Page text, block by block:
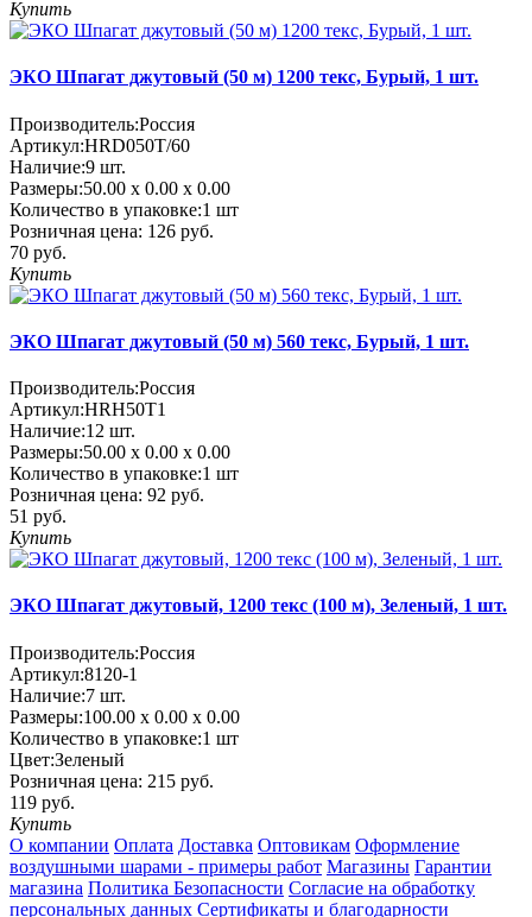
Купить
ЭКО Шпагат джутовый (50 м) 1200 текс, Бурый, 1 шт.
Производитель:Россия
Артикул:HRD050T/60
Наличие:9 шт.
Размеры:50.00 х 0.00 х 0.00
Количество в упаковке:1 шт
Розничная цена: 126 руб.
70 руб.
Купить
ЭКО Шпагат джутовый (50 м) 560 текс, Бурый, 1 шт.
Производитель:Россия
Артикул:HRH50T1
Наличие:12 шт.
Размеры:50.00 х 0.00 х 0.00
Количество в упаковке:1 шт
Розничная цена: 92 руб.
51 руб.
Купить
ЭКО Шпагат джутовый, 1200 текс (100 м), Зеленый, 1 шт.
Производитель:Россия
Артикул:8120-1
Наличие:7 шт.
Размеры:100.00 х 0.00 х 0.00
Количество в упаковке:1 шт
Цвет:Зеленый
Розничная цена: 215 руб.
119 руб.
Купить
О компании Оплата Доставка Оптовикам Оформление
воздушными шарами - примеры работ Магазины Гарантии
магазина Политика Безопасности Согласие на обработку
персональных данных Сертификаты и благодарности